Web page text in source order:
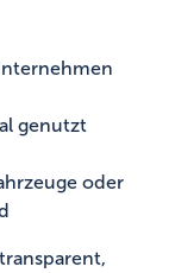
genutzt
oder